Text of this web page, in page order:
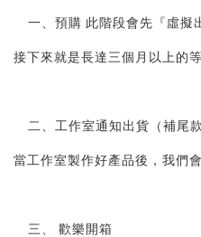
一、預購 此階段會先『虛擬
接下來就是長達三個月以上的
二、工作室通知出貨（補尾
當工作室製作好產品後，我們
三、 歡樂開箱